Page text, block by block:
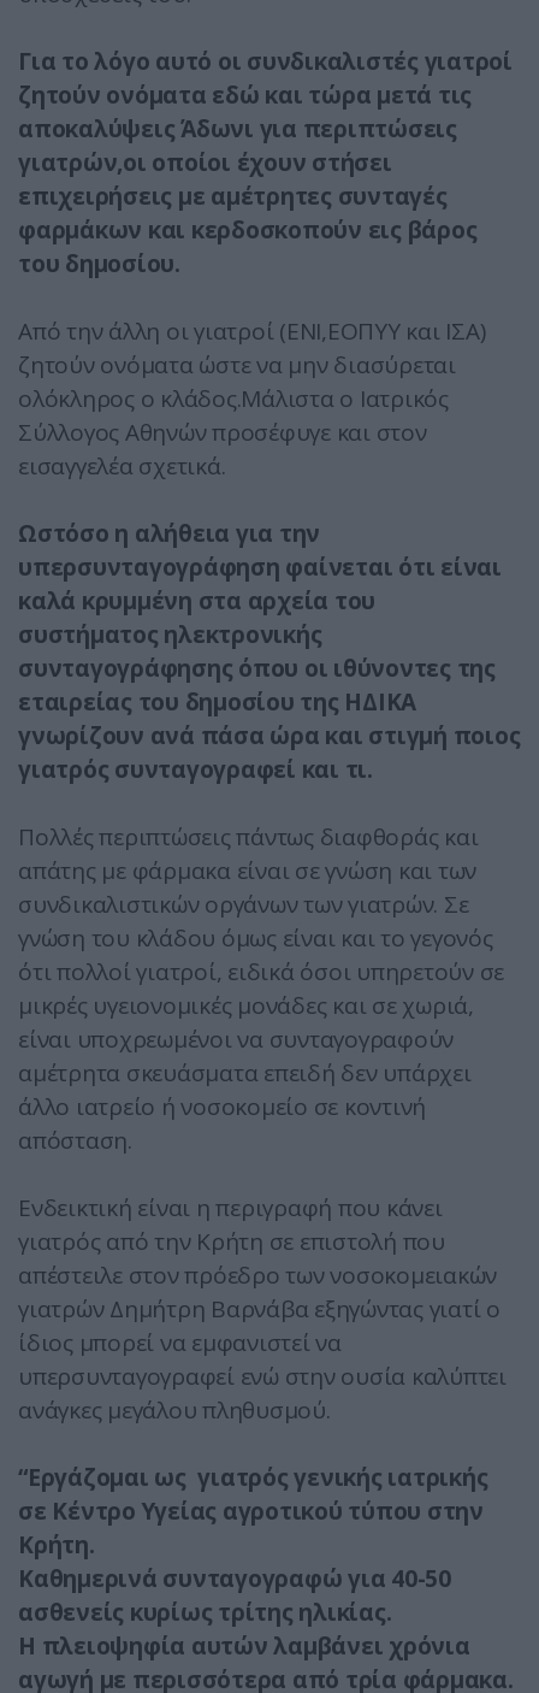
Για το λόγο αυτό οι συνδικαλιστές γιατροί
ζητούν ονόματα εδώ και τώρα μετά τις
αποκαλύψεις Άδωνι για περιπτώσεις
γιατρών,οι οποίοι έχουν στήσει
επιχειρήσεις με αμέτρητες συνταγές
φαρμάκων και κερδοσκοπούν εις βάρος
του δημοσίου.
Από την άλλη οι γιατροί (ΕΝΙ,ΕΟΠΥΥ και ΙΣΑ)
ζητούν ονόματα ώστε να μην διασύρεται
ολόκληρος ο κλάδος.Μάλιστα ο Ιατρικός
Σύλλογος Αθηνών προσέφυγε και στον
εισαγγελέα σχετικά.
Ωστόσο η αλήθεια για την
υπερσυνταγογράφηση φαίνεται ότι είναι
καλά κρυμμένη στα αρχεία του
συστήματος ηλεκτρονικής
συνταγογράφησης όπου οι ιθύνοντες της
εταιρείας του δημοσίου της ΗΔΙΚΑ
γνωρίζουν ανά πάσα ώρα και στιγμή ποιος
γιατρός συνταγογραφεί και τι.
Πολλές περιπτώσεις πάντως διαφθοράς και
απάτης με φάρμακα είναι σε γνώση και των
συνδικαλιστικών οργάνων των γιατρών. Σε
γνώση του κλάδου όμως είναι και το γεγονός
ότι πολλοί γιατροί, ειδικά όσοι υπηρετούν σε
μικρές υγειονομικές μονάδες και σε χωριά,
είναι υποχρεωμένοι να συνταγογραφούν
αμέτρητα σκευάσματα επειδή δεν υπάρχει
άλλο ιατρείο ή νοσοκομείο σε κοντινή
απόσταση.
Ενδεικτική είναι η περιγραφή που κάνει
γιατρός από την Κρήτη σε επιστολή που
απέστειλε στον πρόεδρο των νοσοκομειακών
γιατρών Δημήτρη Βαρνάβα εξηγώντας γιατί ο
ίδιος μπορεί να εμφανιστεί να
υπερσυνταγογραφεί ενώ στην ουσία καλύπτει
ανάγκες μεγάλου πληθυσμού.
“Εργάζομαι ως γιατρός γενικής ιατρικής
σε Κέντρο Υγείας αγροτικού τύπου στην
Κρήτη.
Καθημερινά συνταγογραφώ για 40-50
ασθενείς κυρίως τρίτης ηλικίας.
Η πλειοψηφία αυτών λαμβάνει χρόνια
αγωγή με περισσότερα από τρία φάρμακα.